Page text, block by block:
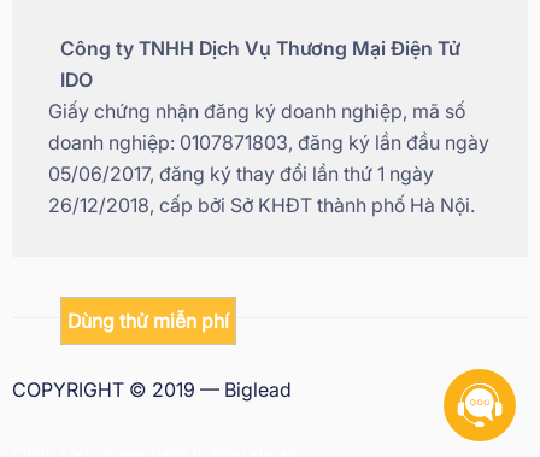
Dùng thử miễn phí
Công ty TNHH Dịch Vụ Thương Mại Điện Tử
IDO
Giấy chứng nhận đăng ký doanh nghiệp, mã số
doanh nghiệp: 0107871803, đăng ký lần đầu ngày
05/06/2017, đăng ký thay đổi lần thứ 1 ngày
26/12/2018, cấp bởi Sở KHĐT thành phố Hà Nội.
COPYRIGHT © 2019 — Biglead